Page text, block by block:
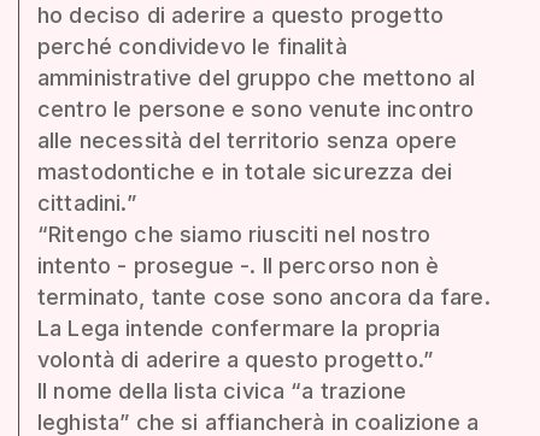
ho deciso di aderire a questo progetto
perché condividevo le finalità
amministrative del gruppo che mettono al
centro le persone e sono venute incontro
alle necessità del territorio senza opere
mastodontiche e in totale sicurezza dei
cittadini.”
“Ritengo che siamo riusciti nel nostro
intento - prosegue -. Il percorso non è
terminato, tante cose sono ancora da fare.
La Lega intende confermare la propria
volontà di aderire a questo progetto.”
Il nome della lista civica “a trazione
leghista” che si affiancherà in coalizione a